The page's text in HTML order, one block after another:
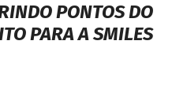
PONTOS DO
PARA A SMILES